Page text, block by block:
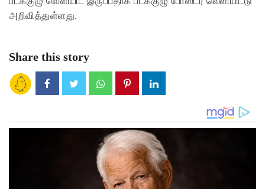
அறிவித்துள்ளது.
Share this story